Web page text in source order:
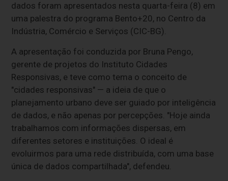
dados foram apresentados nesta quarta-feira (8) em
uma palestra do programa Bento+20, no Centro da
Indústria, Comércio e Serviços (CIC-BG).
A apresentação foi conduzida por Bruna Pengo,
gerente de projetos do Instituto Cidades
Responsivas, e teve como tema o conceito de
"cidades responsivas" — a ideia de que o
planejamento urbano deve ser guiado por inteligência
de dados, e não apenas por percepções. "Hoje ainda
trabalhamos com informações dispersas, em
diferentes setores e instituições. O ideal é
evoluirmos para uma rede distribuída, com uma base
única de dados compartilhada", defendeu.